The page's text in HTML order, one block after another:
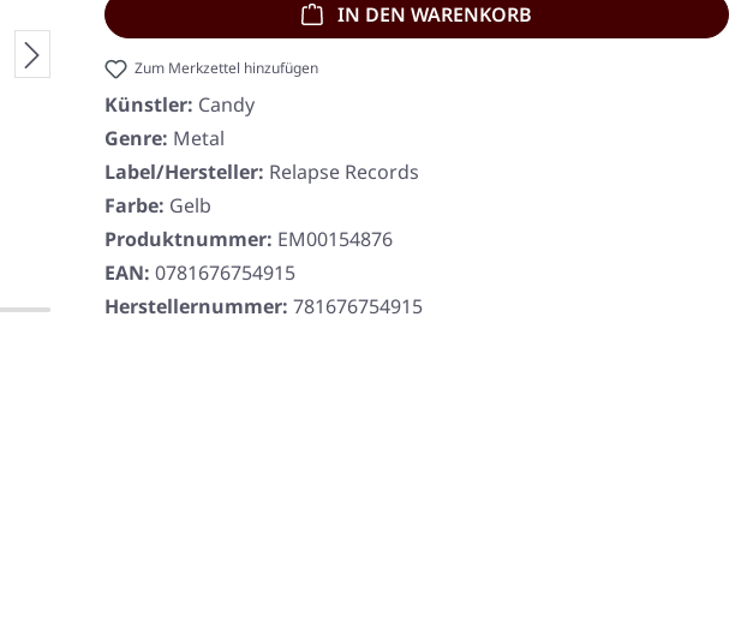
IN DEN WARENKORB
Zum Merkzettel hinzufügen
Künstler: Candy
Genre: Metal
Label/Hersteller: Relapse Records
Farbe: Gelb
Produktnummer: EM00154876
EAN: 0781676754915
Herstellernummer: 781676754915